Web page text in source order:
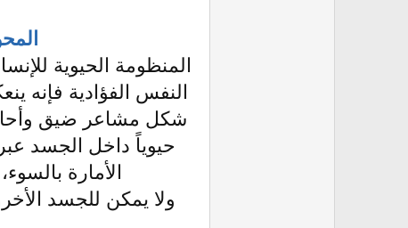
المنظومة الحيوية
النفس الفؤادية فإنه
شكل مشاعر ضيق
حيوياً داخل الجسد
الأمارة
ولا يمكن للجسد